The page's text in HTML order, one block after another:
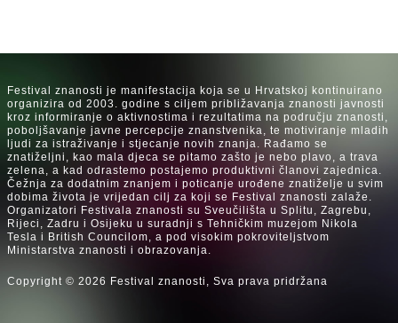
Festival znanosti je manifestacija koja se u Hrvatskoj kontinuirano
organizira od 2003. godine s ciljem približavanja znanosti javnosti
kroz informiranje o aktivnostima i rezultatima na području znanosti,
poboljšavanje javne percepcije znanstvenika, te motiviranje mladih
ljudi za istraživanje i stjecanje novih znanja. Rađamo se
znatiželjni, kao mala djeca se pitamo zašto je nebo plavo, a trava
zelena, a kad odrastemo postajemo produktivni članovi zajednica.
Čežnja za dodatnim znanjem i poticanje urođene znatiželje u svim
dobima života je vrijedan cilj za koji se Festival znanosti zalaže.
Organizatori Festivala znanosti su Sveučilišta u Splitu, Zagrebu,
Rijeci, Zadru i Osijeku u suradnji s Tehničkim muzejom Nikola
Tesla i British Councilom, a pod visokim pokroviteljstvom
Ministarstva znanosti i obrazovanja.
Copyright © 2026 Festival znanosti, Sva prava pridržana